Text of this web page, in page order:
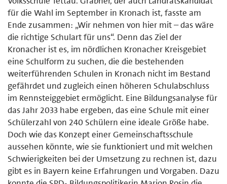
für die Wahl im September in Kronach ist, fasste am
Ende zusammen: „Wir nehmen von hier mit – das wäre
die richtige Schulart für uns“. Denn das Ziel der
Kronacher ist es, im nördlichen Kronacher Kreisgebiet
eine Schulform zu suchen, die die bestehenden
weiterführenden Schulen in Kronach nicht im Bestand
gefährdet und zugleich einen höheren Schulabschluss
im Rennsteiggebiet ermöglicht. Eine Bildungsanalyse für
das Jahr 2033 habe ergeben, das eine Schule mit einer
Schülerzahl von 240 Schülern eine ideale Größe habe.
Doch wie das Konzept einer Gemeinschaftsschule
aussehen könnte, wie sie funktioniert und mit welchen
Schwierigkeiten bei der Umsetzung zu rechnen ist, dazu
gibt es in Bayern keine Erfahrungen und Vorgaben. Dazu